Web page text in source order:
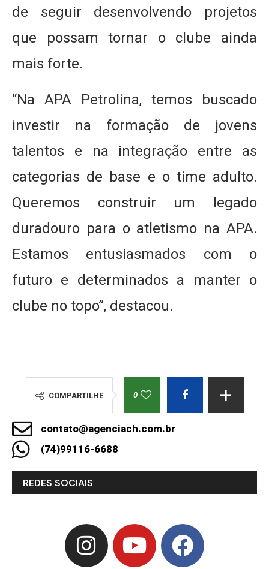
de seguir desenvolvendo projetos
que possam tornar o clube ainda
mais forte.
“Na APA Petrolina, temos buscado
investir na formação de jovens
talentos e na integração entre as
categorias de base e o time adulto.
Queremos construir um legado
duradouro para o atletismo na APA.
Estamos entusiasmados com o
futuro e determinados a manter o
clube no topo”, destacou.
COMPARTILHE 0
contato@agenciach.com.br
(74)99116-6688
REDES SOCIAIS